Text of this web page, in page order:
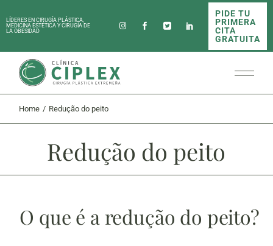
LÍDERES EN CIRUGÍA PLÁSTICA,
MEDICINA ESTÉTICA Y CIRUGÍA DE
LA OBESIDAD
PIDE TU
PRIMERA
CITA
GRATUITA
Home Redução do peito
Redução do peito
O que é a redução do peito?